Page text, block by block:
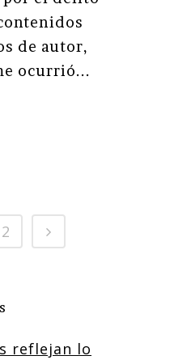
de autor,
ocurrió...
2
reflejan lo